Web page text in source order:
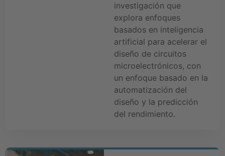
investigación que
explora enfoques
basados en inteligencia
artificial para acelerar el
diseño de circuitos
microelectrónicos, con
un enfoque basado en la
automatización del
diseño y la predicción
del rendimiento.